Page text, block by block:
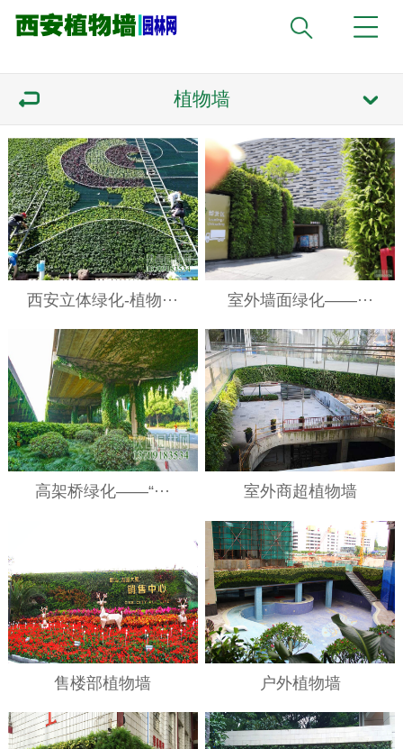
植物墙
西安立体绿化-植物··· 室外墙面绿化——···
高架桥绿化——“··· 室外商超植物墙
售楼部植物墙 户外植物墙